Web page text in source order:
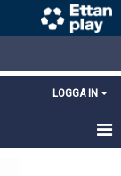
LOGGA IN